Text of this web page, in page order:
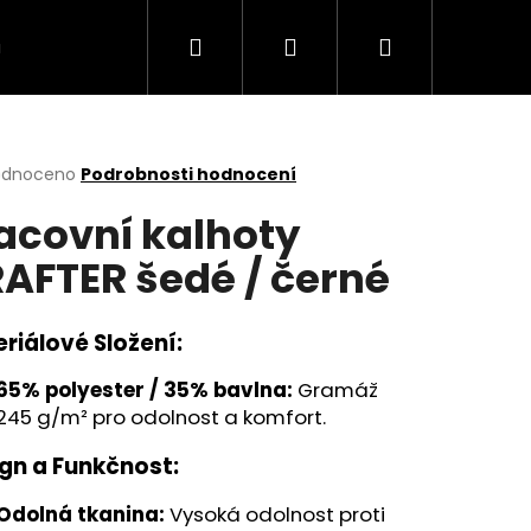
TABULKA VELIKOSTI
Hledat PřihlášeníNákupní
Podrobnosti hodnocení
kalhoty
šedé / černé
Složení:
polyester / 35% bavlna: Gramáž
g/m² pro odolnost a komfort.
a Funkčnost:
tkanina: Vysoká odolnost proti